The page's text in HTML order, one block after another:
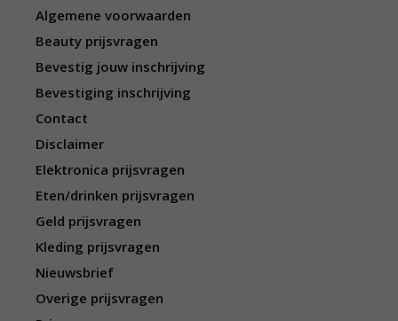
Algemene voorwaarden
Beauty prijsvragen
Bevestig jouw inschrijving
Bevestiging inschrijving
Contact
Disclaimer
Elektronica prijsvragen
Eten/drinken prijsvragen
Geld prijsvragen
Kleding prijsvragen
Nieuwsbrief
Overige prijsvragen